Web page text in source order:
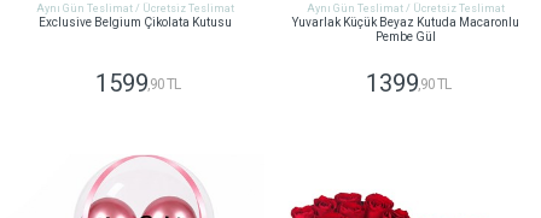
Aynı Gün Teslimat / Ücretsiz Teslimat
Exclusive Belgium Çikolata Kutusu
1599,90 TL
Aynı Gün Teslimat / Ücretsiz Teslimat
Yuvarlak Küçük Beyaz Kutuda Macaronlu
Pembe Gül
1399,90 TL